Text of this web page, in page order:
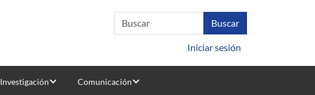
Iniciar sesión
Investigación Comunicación